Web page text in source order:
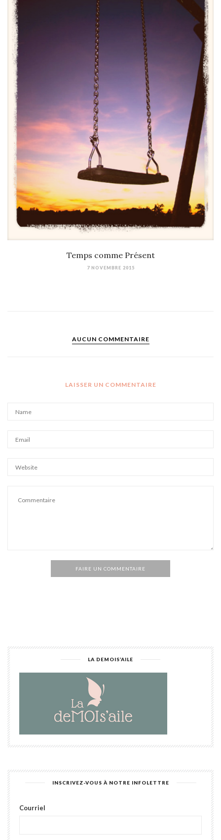
Temps comme Présent
7 NOVEMBRE 2015
AUCUN COMMENTAIRE
LAISSER UN COMMENTAIRE
FAIRE UN COMMENTAIRE
LA DEMOIS’AILE
INSCRIVEZ-VOUS À NOTRE INFOLETTRE
Courriel